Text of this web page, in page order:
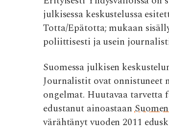
k p
julkisessa keskustelussa
Totta/Epätotta; mukaan
poliittisesti ja usein
Suomessa julkisen
Journalistit ovat onnistuneet
ongelmat. Huutavaa tarvetta
edustanut ainoastaan
värähtänyt vuoden 2011